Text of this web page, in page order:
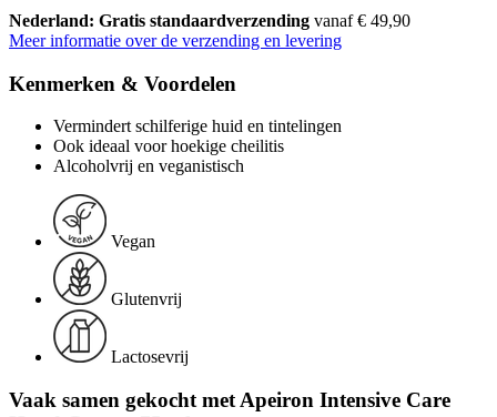
Nederland: Gratis standaardverzending vanaf € 49,90
Meer informatie over de verzending en levering
Kenmerken & Voordelen
Vermindert schilferige huid en tintelingen
Ook ideaal voor hoekige cheilitis
Alcoholvrij en veganistisch
Vegan
Glutenvrij
Lactosevrij
Vaak samen gekocht met Apeiron Intensive Care